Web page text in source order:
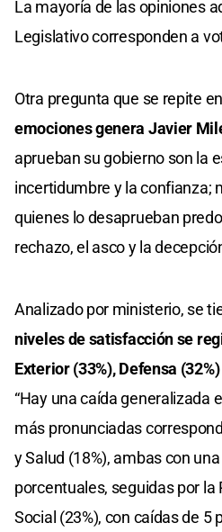
La mayoría de las opiniones
Legislativo corresponden a
Otra pregunta que se repite
emociones genera Javier
aprueban su gobierno son la
incertidumbre y la confianza;
quienes lo desaprueban
rechazo, el asco y la
Analizado por ministerio, se
niveles de satisfacción se
Exterior (33%), Defensa
“Hay una caída generalizada
más pronunciadas
y Salud (18%), ambas con
porcentuales, seguidas por la
Social (23%), con caídas de 5